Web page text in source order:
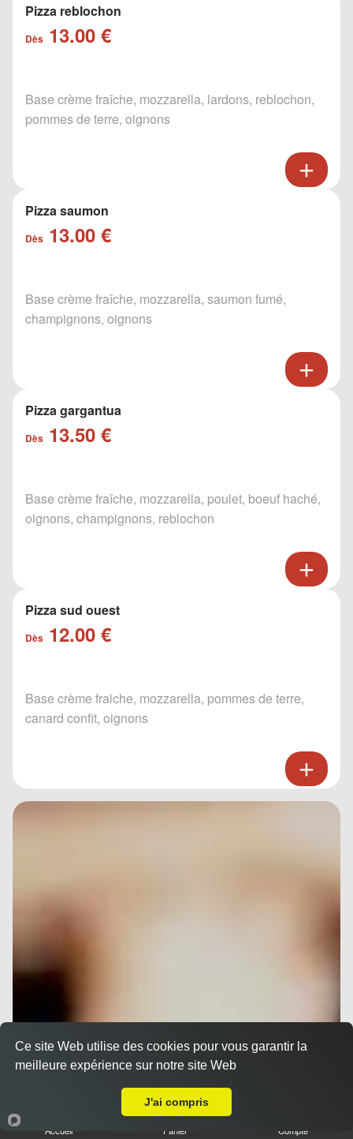
Pizza reblochon
Dès 13.00 €
Base crème fraîche, mozzarella, lardons, reblochon,
pommes de terre, oignons
Pizza saumon
Dès 13.00 €
Base crème fraîche, mozzarella, saumon fumé,
champignons, oignons
Pizza gargantua
Dès 13.50 €
Base crème fraîche, mozzarella, poulet, boeuf haché,
oignons, champignons, reblochon
Pizza sud ouest
Dès 12.00 €
Base crème fraiche, mozzarella, pommes de terre,
canard confit, oignons
Accueil Panier Compte
Ce site Web utilise des cookies pour vous garantir la
meilleure expérience sur notre site Web
J'ai compris